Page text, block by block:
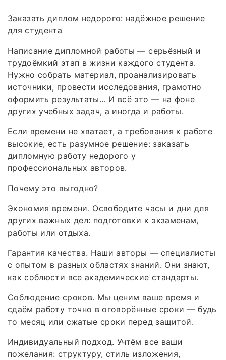
Заказать диплом недорого: надёжное решение
для студента
Написание дипломной работы — серьёзный и
трудоёмкий этап в жизни каждого студента.
Нужно собрать материал, проанализировать
источники, провести исследования, грамотно
оформить результаты… И всё это — на фоне
других учебных задач, а иногда и работы.
Если времени не хватает, а требования к работе
высокие, есть разумное решение: заказать
дипломную работу недорого у
профессиональных авторов.
Почему это выгодно?
Экономия времени. Освободите часы и дни для
других важных дел: подготовки к экзаменам,
работы или отдыха.
Гарантия качества. Наши авторы — специалисты
с опытом в разных областях знаний. Они знают,
как соблюсти все академические стандарты.
Соблюдение сроков. Мы ценим ваше время и
сдаём работу точно в оговорённые сроки — будь
то месяц или сжатые сроки перед защитой.
Индивидуальный подход. Учтём все ваши
пожелания: структуру, стиль изложения,